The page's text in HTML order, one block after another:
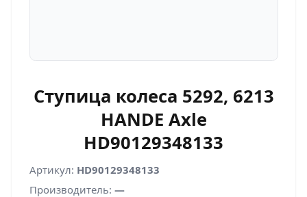
Ступица колеса 5292, 6213
HANDE Axle
HD90129348133
Артикул: HD90129348133
Производитель: —